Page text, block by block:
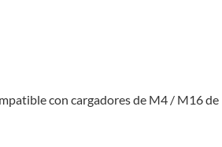
con cargadores de M4 / M16 de